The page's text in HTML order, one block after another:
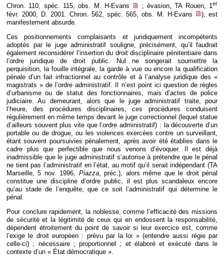
Chron. 110, spéc. 115, obs. M. H-Evans
; évasion, TA Rouen, 1er
févr. 2000, D. 2001. Chron. 562, spéc. 565, obs. M. H-Evans
), est
manifestement absurde.
Ces positionnements complaisants et juridiquement incompétents
adoptés par le juge administratif souligne, précisément, qu’il faudrait
également reconsidérer l’insertion du droit disciplinaire pénitentiaire dans
l’ordre juridique de droit public. Nul ne songerait soumettre la
perquisition, la fouille intégrale, la garde à vue ou encore la qualification
pénale d’un fait infractionnel au contrôle et à l’analyse juridique des «
magistrats » de l’ordre administratif. Il n’est point ici question de règles
d’urbanisme ou de statut des fonctionnaires, mais d’actes de police
judiciaire. Au demeurant, alors que le juge administratif traite, pour
l’heure, des procédures disciplinaires, ces procédures conduisent
régulièrement en même temps devant le juge correctionnel (lequel statue
d’ailleurs souvent plus vite que l’ordre administratif) : la découverte d’un
portable ou de drogue, ou les violences exercées contre un surveillant,
étant souvent poursuivies pénalement, après avoir été établies dans le
cadre plus que perfectible que nous venons d’évoquer. Il est déjà
inadmissible que le juge administratif s’autorise à prétendre que le pénal
ne tient pas l’administratif en l’état, au motif qu’il serait indépendant (TA
Marseille, 5 nov. 1996, Piazza, préc.), alors même que le droit pénal
constitue une discipline d’ordre public, il est plus scandaleux encore
qu’au stade de l’enquête, que ce soit l’administratif qui détermine le
pénal.
Pour conclure rapidement, la noblesse, comme l’efficacité des missions
de sécurité et la légitimité de ceux qui en endossent la responsabilité,
dépendent étroitement du point de savoir si leur exercice est, comme
l’exige le droit européen : prévu par la loi » (entendre aussi régie par
celle-ci) ; nécessaire ; proportionnel ; et élaboré et exécuté dans le
contexte d’un « État démocratique ».